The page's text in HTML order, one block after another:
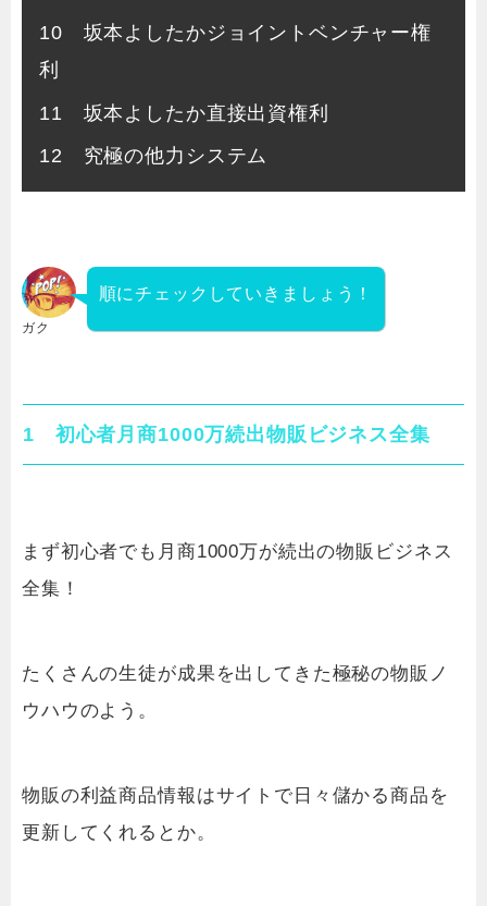
10 坂本よしたかジョイントベンチャー権
利
11 坂本よしたか直接出資権利
12 究極の他力システム
ガク
順にチェックしていきましょう！
1 初心者月商1000万続出物販ビジネス全集
まず初心者でも月商1000万が続出の物販ビジネス
全集！
たくさんの生徒が成果を出してきた極秘の物販ノ
ウハウのよう。
物販の利益商品情報はサイトで日々儲かる商品を
更新してくれるとか。